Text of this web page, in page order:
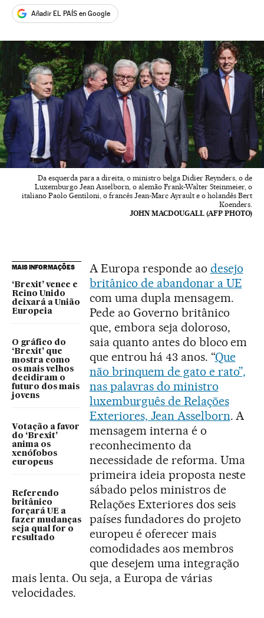
Añadir EL PAÍS en Google
Da esquerda para a direita, o ministro belga Didier Reynders, o de
Luxemburgo Jean Asselborn, o alemão Frank-Walter Steinmeier, o
italiano Paolo Gentiloni, o francês Jean-Marc Ayrault e o holandês Bert
Koenders.
JOHN MACDOUGALL (AFP PHOTO)
MAIS INFORMAÇÕES
‘Brexit’ vence e
Reino Unido
deixará a União
Europeia
O gráfico do
‘Brexit’ que
mostra como
os mais velhos
decidiram o
futuro dos mais
jovens
Votação a favor
do ‘Brexit’
anima os
xenófobos
europeus
Referendo
britânico
forçará UE a
fazer mudanças
seja qual for o
resultado
A Europa responde ao desejo
britânico de abandonar a UE
com uma dupla mensagem.
Pede ao Governo britânico
que, embora seja doloroso,
saia quanto antes do bloco em
que entrou há 43 anos. “Que
não brinquem de gato e rato”,
nas palavras do ministro
luxemburguês de Relações
Exteriores, Jean Asselborn. A
mensagem interna é o
reconhecimento da
necessidade de reforma. Uma
primeira ideia proposta neste
sábado pelos ministros de
Relações Exteriores dos seis
países fundadores do projeto
europeu é oferecer mais
comodidades aos membros
que desejem uma integração
mais lenta. Ou seja, a Europa de várias
velocidades.